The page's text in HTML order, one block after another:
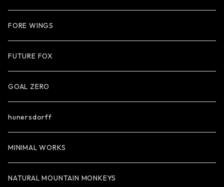
FORE WINGS
FUTURE FOX
GOAL ZERO
hunersdorff
MINIMAL WORKS
NATURAL MOUNTAIN MONKEYS